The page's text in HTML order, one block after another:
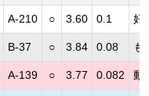
A-210 ○ 3.60 0.1 好
B-37 ○ 3.84 0.08 も
A-139 ○ 3.77 0.082 動